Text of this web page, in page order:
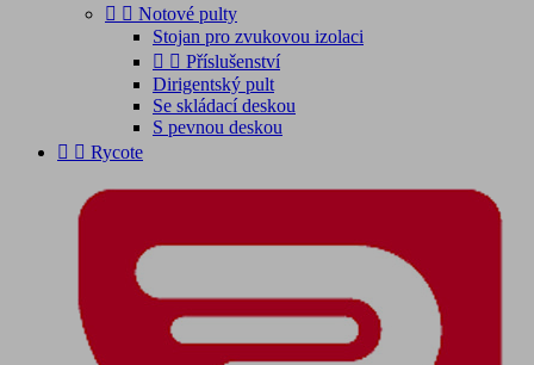
  Notové pulty
Stojan pro zvukovou izolaci
  Příslušenství
Dirigentský pult
Se skládací deskou
S pevnou deskou
  Rycote